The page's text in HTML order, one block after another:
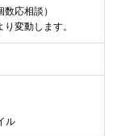
応相談）
変動します。
ル